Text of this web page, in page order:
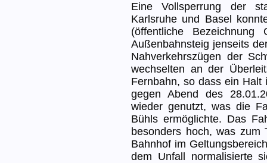
Eine Vollsperrung der
Karlsruhe und Basel
(öffentliche
Außenbahnsteig jenseits
Nahverkehrszügen der
wechselten an der
Fernbahn, so dass ein
gegen Abend des
wieder genutzt, was die
Bühls ermöglichte. Das
besonders hoch, was
Bahnhof im
dem Unfall normalisierte